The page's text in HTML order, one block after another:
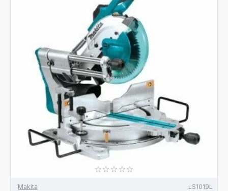
Makita LS1019L